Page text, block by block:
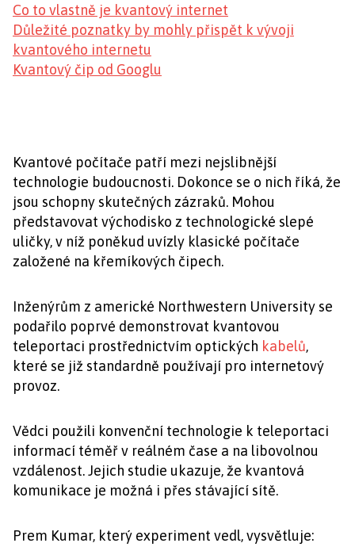
Co to vlastně je kvantový internet
Důležité poznatky by mohly přispět k vývoji
kvantového internetu
Kvantový čip od Googlu
Kvantové počítače patří mezi nejslibnější
technologie budoucnosti. Dokonce se o nich říká, že
jsou schopny skutečných zázraků. Mohou
představovat východisko z technologické slepé
uličky, v níž poněkud uvízly klasické počítače
založené na křemíkových čipech.
Inženýrům z americké Northwestern University se
podařilo poprvé demonstrovat kvantovou
teleportaci prostřednictvím optických kabelů,
které se již standardně používají pro internetový
provoz.
Vědci použili konvenční technologie k teleportaci
informací téměř v reálném čase a na libovolnou
vzdálenost. Jejich studie ukazuje, že kvantová
komunikace je možná i přes stávající sítě.
Prem Kumar, který experiment vedl, vysvětluje: